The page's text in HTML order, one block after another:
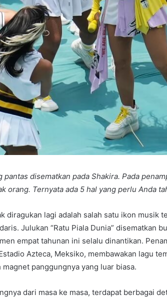
pantas disematkan pada Shakira. Pada
orang. Ternyata ada 5 hal yang perlu Anda
diragukan lagi adalah salah satu ikon musik
Julukan “Ratu Piala Dunia” disematkan
empat tahunan ini selalu dinantikan.
Azteca, Meksiko, membawakan lagu
panggungnya yang luar biasa.
dari masa ke masa, terdapat berbagai